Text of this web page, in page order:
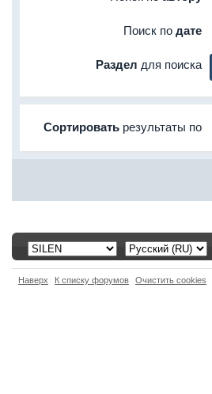
Поиск по дате
Раздел для поиска
Сортировать результаты по
Наверх К списку форумов Очистить cookies